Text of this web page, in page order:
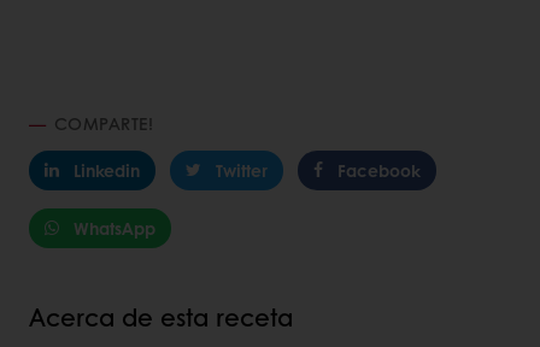
COMPARTE!
Linkedin
Twitter Facebook
WhatsApp
Acerca de esta receta